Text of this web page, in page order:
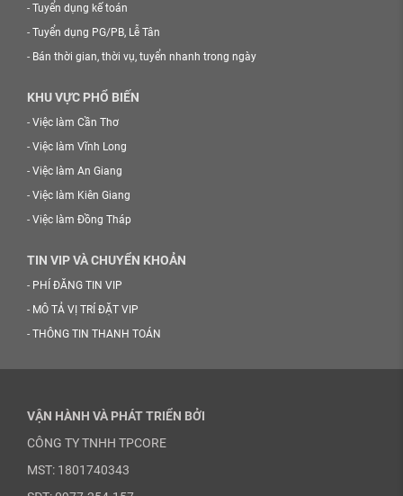
- Tuyển dụng kế toán
- Tuyển dụng PG/PB, Lễ Tân
- Bán thời gian, thời vụ, tuyển nhanh trong ngày
KHU VỰC PHỔ BIẾN
- Việc làm Cần Thơ
- Việc làm Vĩnh Long
- Việc làm An Giang
- Việc làm Kiên Giang
- Việc làm Đồng Tháp
TIN VIP VÀ CHUYỂN KHOẢN
- PHÍ ĐĂNG TIN VIP
- MÔ TẢ VỊ TRÍ ĐẶT VIP
- THÔNG TIN THANH TOÁN
VẬN HÀNH VÀ PHÁT TRIỂN BỞI
CÔNG TY TNHH TPCORE
MST: 1801740343